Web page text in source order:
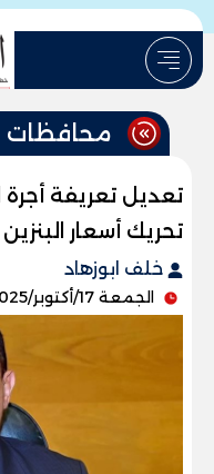
محافظات
تعديل تعريفة
تحريك أسعار البنزين
خلف ابوزهاد
الجمعة 17/أكتوبر/2025 - 12:24 م